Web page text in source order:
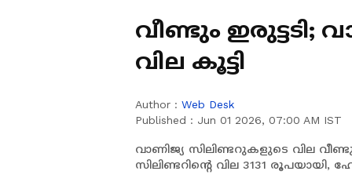
വീണ്ടും ഇരുട്ടടി;
വില കൂട്ടി
Author : Web Desk
Published : Jun 01 2026, 07:00 AM IST
വാണിജ്യ സിലിണ്ടറുകളുടെ വില
സിലിണ്ടറിന്‍റെ വില 3131 രൂപയായി,